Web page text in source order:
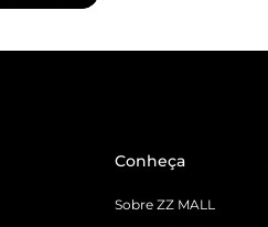
Conheça
Sobre ZZ MALL